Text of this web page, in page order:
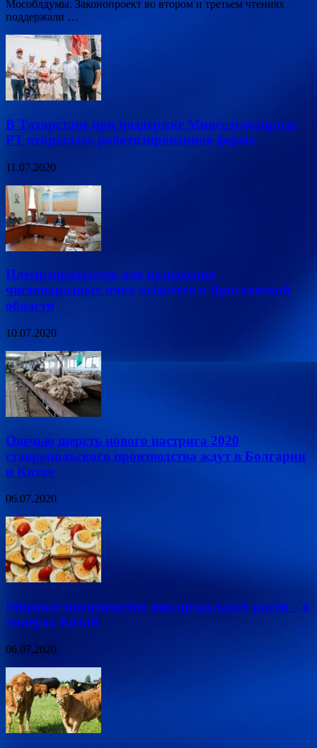
Мособлдумы. Законопроект во втором и третьем чтениях
поддержали …
В Татарстане при поддержке Минсельхозпрода
РТ открылась роботизированная ферма
11.07.2020
Племрепродуктор для разведения
чистопородных пчел создается в Ярославской
области
10.07.2020
Овечью шерсть нового настрига 2020
ставропольского производства ждут в Болгарии
и Китае
06.07.2020
Мировое производство яиц продолжает расти – в
лидерах Китай
06.07.2020